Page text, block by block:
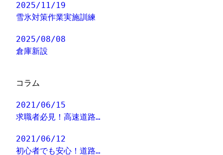
2025/11/19
雪氷対策作業実施訓練
2025/08/08
倉庫新設
コラム
2021/06/15
求職者必見！高速道路…
2021/06/12
初心者でも安心！道路…